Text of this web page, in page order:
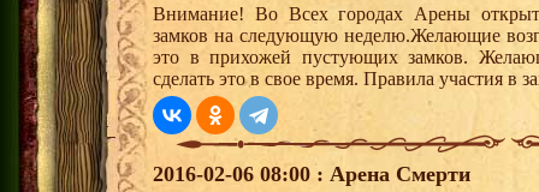
Внимание! Во Всех городах Арены
замков на следующую неделю.Желающие
это в прихожей пустующих замков.
сделать это в свое время. Правила участия в
2016-02-06 08:00 : Арена Смерти